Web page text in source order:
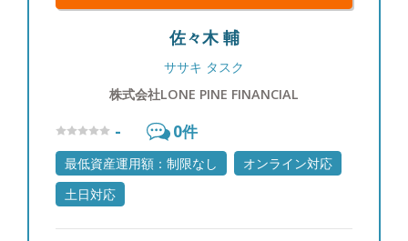
佐々木 輔
ササキ タスク
株式会社LONE PINE FINANCIAL
- 0件
最低資産運用額：制限なし
オンライン対応
土日対応